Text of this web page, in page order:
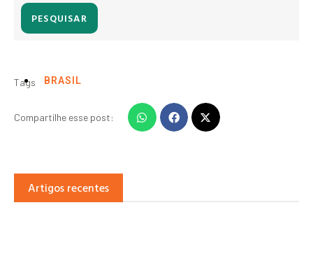
PESQUISAR
Tags BRASIL
Compartilhe esse post:
Artigos recentes